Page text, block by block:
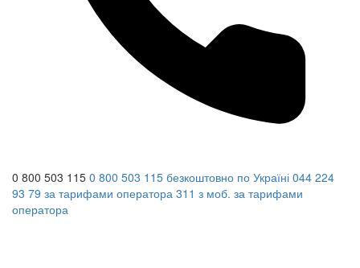
0 800 503 115 0 800 503 115 безкоштовно по Україні 044 224
93 79 за тарифами оператора 311 з моб. за тарифами
оператора